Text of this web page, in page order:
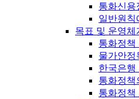
통화신용
일반원칙
목표 및 운영체
통화정책
물가안정
한국은행
통화정책
통화정책